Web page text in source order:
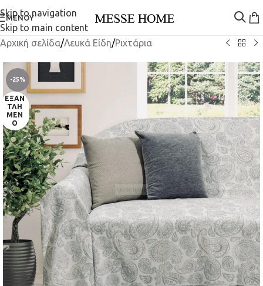
Skip to navigation
Skip to main content
ΜΕΝΟΎ
Αρχική σελίδα/Λευκά Είδη/Ριχτάρια
-25%
ΕΞΑΝ
ΤΛΗ
ΜΈΝ
Ο